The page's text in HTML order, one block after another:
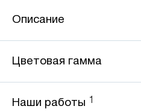
Описание
Цветовая гамма
Наши работы 1